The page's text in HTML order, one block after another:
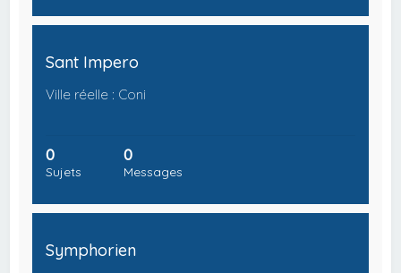
Sant Impero
Ville réelle : Coni
0
Sujets
0
Messages
Symphorien